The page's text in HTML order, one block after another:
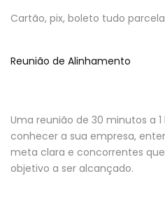
Cartão, pix, boleto tudo
Reunião de Alinhamento
Uma reunião de 30 minutos a
conhecer a sua empresa,
meta clara e concorrentes
objetivo a ser alcançado.